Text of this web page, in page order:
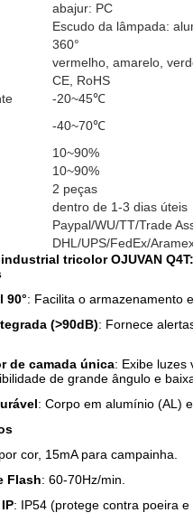
abajur: PC
Escudo da lâmpada:
360°
vermelho, amarelo,
CE, RoHS
-20~45℃
-40~70℃
10~90%
10~90%
2 peças
dentro de 1-3 dias úteis
Paypal/WU/TT/Trade
DHL/UPS/FedEx/
tricolor OJUVAN
90°: Facilita o armazenamento
(>90dB): Fornece
de camada única: Exibe luzes
de grande ângulo e
: Corpo em alumínio (AL)
cor, 15mA para campainha.
Flash: 60-70Hz/min.
: IP54 (protege contra poeira